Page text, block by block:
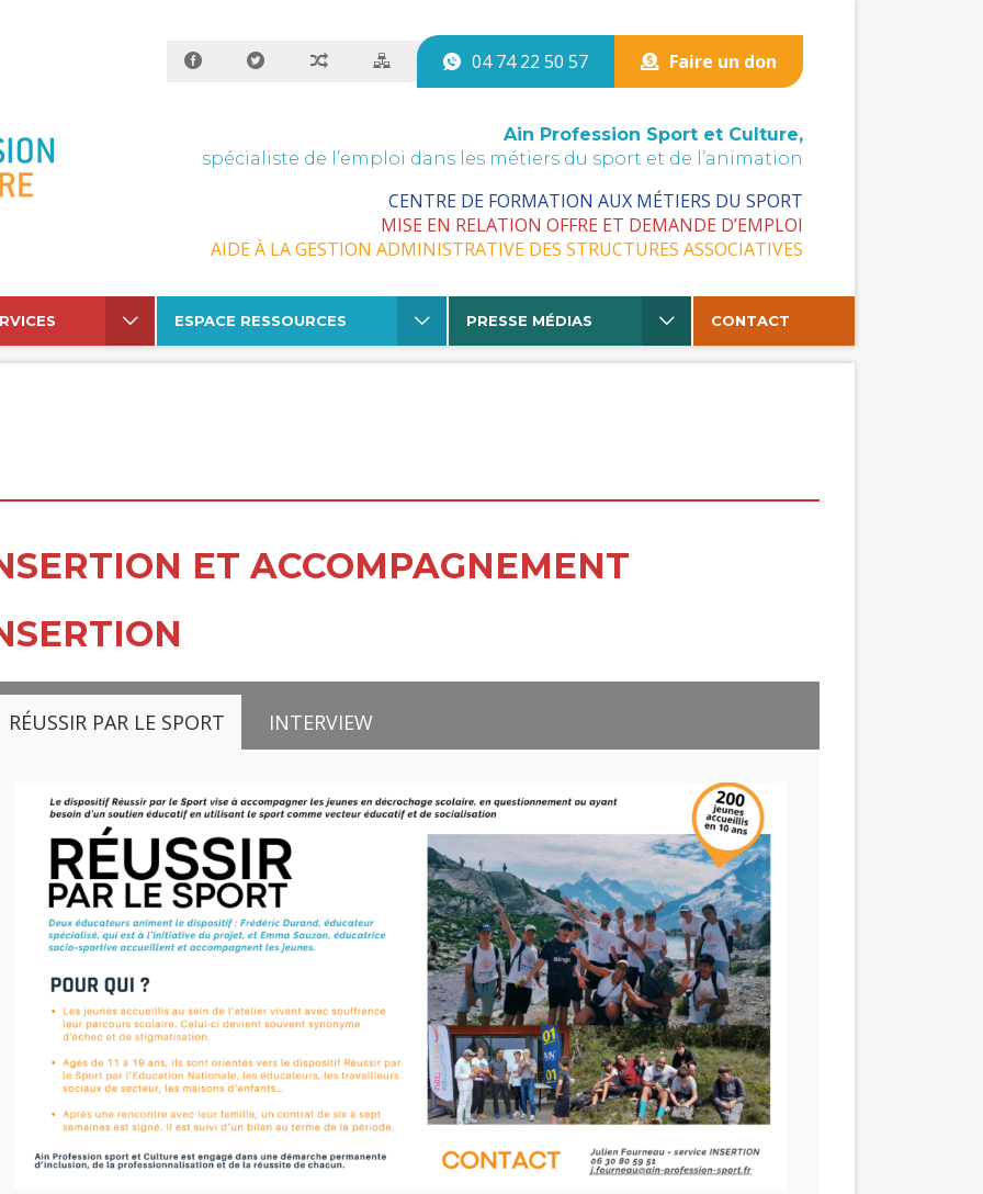
04 74 22 50 57 Faire un don
Ain Profession Sport et Culture,
spécialiste de l’emploi dans les métiers du sport et de l’animation
CENTRE DE FORMATION AUX MÉTIERS DU SPORT
MISE EN RELATION OFFRE ET DEMANDE D’EMPLOI
AIDE À LA GESTION ADMINISTRATIVE DES STRUCTURES ASSOCIATIVES
ESPACE RESSOURCES PRESSE MÉDIAS CONTACT
ET ACCOMPAGNEMENT
RÉUSSIR PAR LE SPORT INTERVIEW